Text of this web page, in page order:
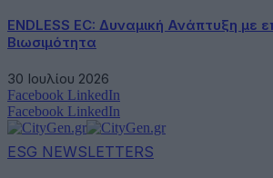
ENDLESS EC: Δυναμική Ανάπτυξη με
Βιωσιμότητα
30 Ιουλίου 2026
Facebook LinkedIn
Facebook LinkedIn
ESG NEWSLETTERS